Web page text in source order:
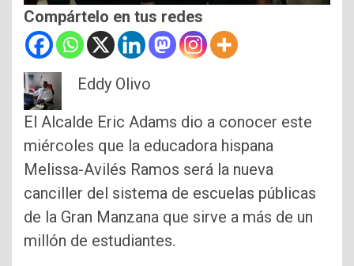
Compártelo en tus redes
Eddy Olivo
El Alcalde Eric Adams dio a conocer este
miércoles que la educadora hispana
Melissa-Avilés Ramos será la nueva
canciller del sistema de escuelas públicas
de la Gran Manzana que sirve a más de un
millón de estudiantes.